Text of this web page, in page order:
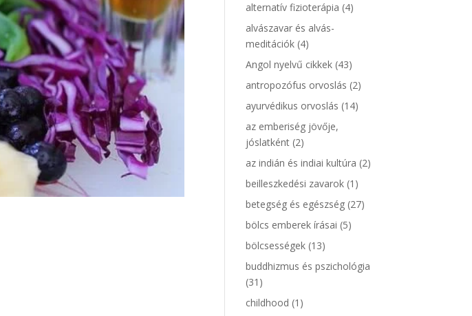
alternatív fizioterápia (4)
alvászavar és alvás-
meditációk (4)
Angol nyelvű cikkek (43)
antropozófus orvoslás (2)
ayurvédikus orvoslás (14)
az emberiség jövője,
jóslatként (2)
az indián és indiai kultúra (2)
beilleszkedési zavarok (1)
betegség és egészség (27)
bölcs emberek írásai (5)
bölcsességek (13)
buddhizmus és pszichológia
(31)
childhood (1)